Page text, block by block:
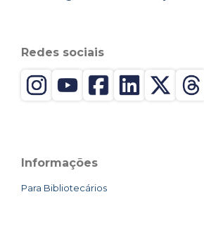
Redes sociais
Informações
Para Bibliotecários